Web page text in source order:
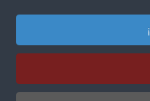
©2026 EXECUTIVE